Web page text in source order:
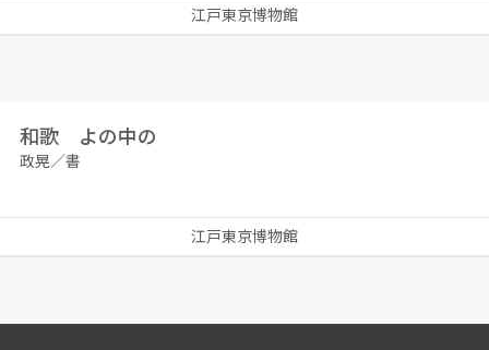
江戸東京博物館
和歌 よの中の
政晃／書
江戸東京博物館